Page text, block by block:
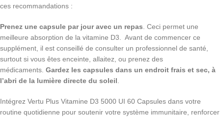
ces recommandations :
Prenez une capsule par jour avec un repas. Ceci permet une
meilleure absorption de la vitamine D3. Avant de commencer ce
supplément, il est conseillé de consulter un professionnel de santé,
surtout si vous êtes enceinte, allaitez, ou prenez des
médicaments. Gardez les capsules dans un endroit frais et sec, à
l’abri de la lumière directe du soleil.
Intégrez Vertu Plus Vitamine D3 5000 UI 60 Capsules dans votre
routine quotidienne pour soutenir votre système immunitaire, renforcer